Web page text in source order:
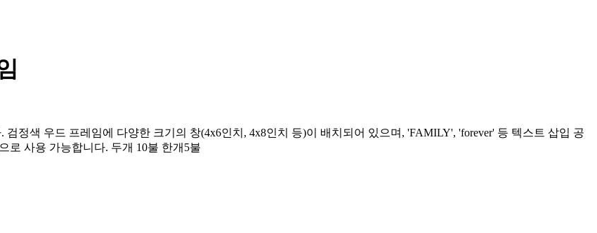
정색 우드 프레임에 다양한 크기의 창(4x6인치, 4x8인치 등)이 배치되어 있으며, 'FAMILY', 'forever' 등 텍스트 삽입 공
로 사용 가능합니다. 두개 10불 한개5불